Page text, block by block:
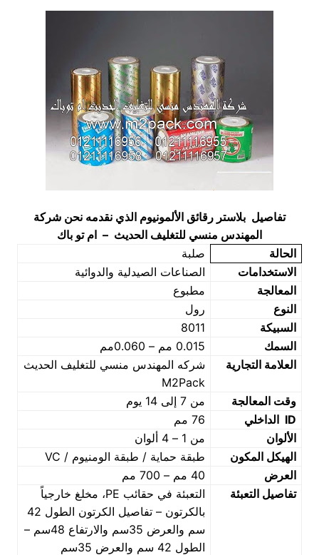
تفاصيل بلاستر رقائق الألمونيوم الذي نقدمه نحن شركة
المهندس منسي للتغليف الحديث – ام تو باك
الحالة
صلبة
الاستخدامات
الصناعات الصيدلية والدوائية
المعالجة
مطبوع
النوع
رول
السبيكة
8011
السمك
0.015 مم – 0.060مم
العلامة التجارية
شركه المهندس منسي للتغليف الحديث
M2Pack
وقت المعالجة
من 7 إلى 14 يوم
ID الداخلي
76 مم
الألوان
من 1 – 4 ألوان
الهيكل المكون
طبقة حماية / طبقة الومنيوم / VC
العرض
40 مم – 700 مم
تفاصيل التعبئة
التعبئة في حقائب PE، مخلغ خارجياً
بالكرتون – تفاصيل الكرتون الطول 42
سم والعرض 35سم والارتفاع 48سم –
الطول 42 سم والعرض 35سم